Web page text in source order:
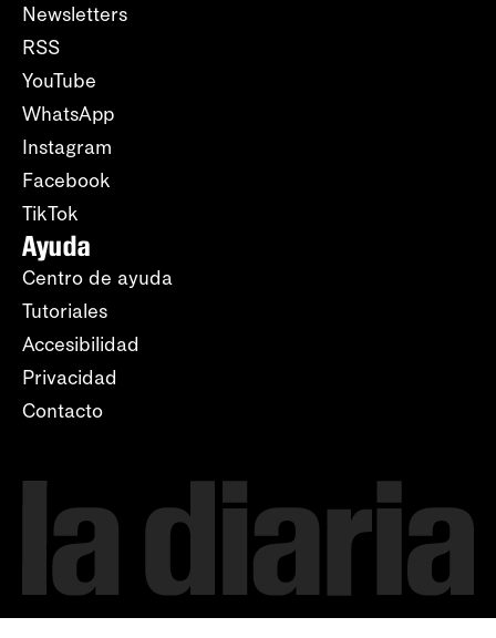
Newsletters
RSS
YouTube
WhatsApp
Instagram
Facebook
TikTok
Ayuda
Centro de ayuda
Tutoriales
Accesibilidad
Privacidad
Contacto